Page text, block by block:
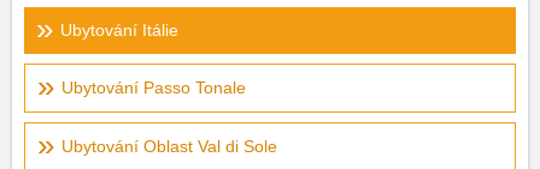
Ubytování Itálie
Ubytování Passo Tonale
Ubytování Oblast Val di Sole